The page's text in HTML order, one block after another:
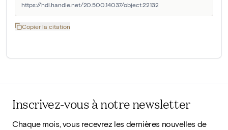
https://hdl.handle.net/20.500.14037/object.22132
Copier la citation
Inscrivez-vous à notre newsletter
Chaque mois, vous recevrez les dernières nouvelles de